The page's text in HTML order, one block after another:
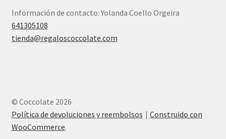
Información de contacto: Yolanda Coello Orgeira
641305108
tienda@regaloscoccolate.com
© Coccolate 2026
Política de devoluciones y reembolsos
Construido con
WooCommerce.